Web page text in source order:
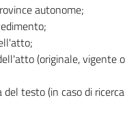
autonome;
(originale, vigente
testo (in caso di